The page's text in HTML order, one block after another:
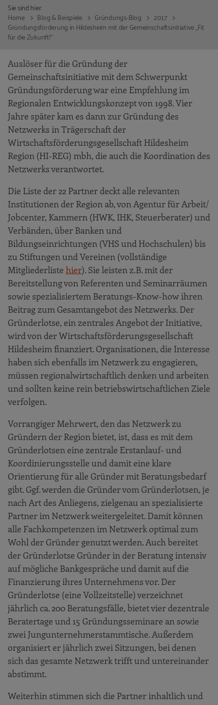
Sie sind hier:
Home
Blog & Beispiele Gründungs-Blog
2017
Gründungsförderung in Hildesheim mit der Gemeinschaftsinitiative „Fit
für die Zukunft!“
Auslöser für die Gründung der
Gemeinschaftsinitiative mit dem Schwerpunkt
Gründungsförderung war eine Empfehlung im
Regionalen Entwicklungskonzept von 1998. Vier
Jahre später kam es dann zur Gründung des
Netzwerks in Trägerschaft der
Wirtschaftsförderungsgesellschaft Hildesheim
Region (HI-REG) mbh, die auch die Koordination des
Netzwerks verantwortet.
Die Liste der 22 Partner deckt alle relevanten
Institutionen der Region ab, von Agentur für Arbeit/
Jobcenter, Kammern (HWK, IHK, Steuerberater) und
Verbänden, über Banken und
Bildungseinrichtungen (VHS und Hochschulen) bis
zu Stiftungen und Vereinen (vollständige
Mitgliederliste hier). Sie leisten z.B. mit der
Bereitstellung von Referenten und Seminarräumen
sowie spezialisiertem Beratungs-Know-how ihren
Beitrag zum Gesamtangebot des Netzwerks. Der
Gründerlotse, ein zentrales Angebot der Initiative,
wird von der Wirtschaftsförderungsgesellschaft
Hildesheim finanziert. Organisationen, die Interesse
haben sich ebenfalls im Netzwerk zu engagieren,
müssen regionalwirtschaftlich denken und arbeiten
und sollten keine rein betriebswirtschaftlichen Ziele
verfolgen.
Vorrangiger Mehrwert, den das Netzwerk zu
Gründern der Region bietet, ist, dass es mit dem
Gründerlotsen eine zentrale Erstanlauf- und
Koordinierungsstelle und damit eine klare
Orientierung für alle Gründer mit Beratungsbedarf
gibt. Ggf. werden die Gründer vom Gründerlotsen, je
nach Art des Anliegens, zielgenau an spezialisierte
Partner im Netzwerk weitergeleitet. Damit können
alle Fachkompetenzen im Netzwerk optimal zum
Wohl der Gründer genutzt werden. Auch bereitet
der Gründerlotse Gründer in der Beratung intensiv
auf mögliche Bankgespräche und damit auf die
Finanzierung ihres Unternehmens vor. Der
Gründerlotse (eine Vollzeitstelle) verzeichnet
jährlich ca. 200 Beratungsfälle, bietet vier dezentrale
Beratertage und 15 Gründungsseminare an sowie
zwei Jungunternehmerstammtische. Außerdem
organisiert er jährlich zwei Sitzungen, bei denen
sich das gesamte Netzwerk trifft und untereinander
abstimmt.
Weiterhin stimmen sich die Partner inhaltlich und